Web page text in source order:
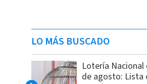
LO MÁS BUSCADO
Lotería
de agosto: Lista